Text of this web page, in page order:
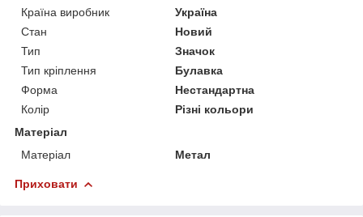
Країна виробник
Україна
Стан
Новий
Тип
Значок
Тип кріплення
Булавка
Форма
Нестандартна
Колір
Різні кольори
Матеріал
Матеріал
Метал
Приховати